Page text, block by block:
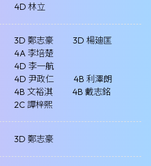
4D 林立
3D 鄭志豪
3D 楊廸匡
4A 李培楚
4D 李一航
4D 尹政仁
4B 利澤朗
4B 文裕淇
4B 戴志銘
2C 譚梓熙
3D 鄭志豪